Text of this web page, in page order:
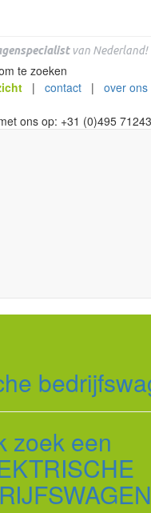
van Nederland!
| contact | over ons
zoek een